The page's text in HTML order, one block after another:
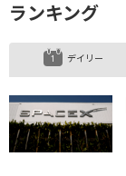
ランキング
デイリー